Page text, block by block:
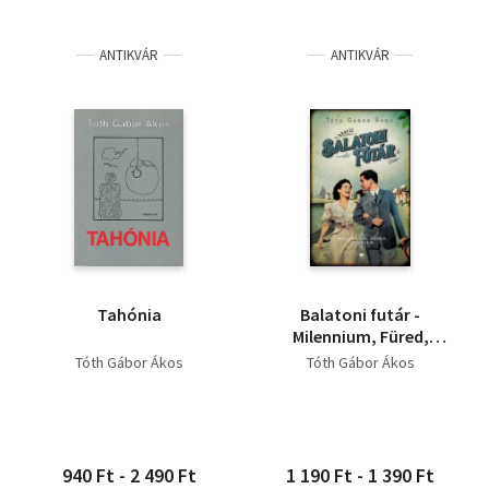
ANTIKVÁR
Tahónia
Tóth Gábor Ákos
940 Ft - 2 490 Ft
ANTIKVÁR
Balatoni futár -
Milennium, Füred,
szerelem
Tóth Gábor Ákos
1 190 Ft - 1 390 Ft